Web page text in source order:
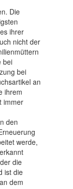
Die
ihrer
nicht der
bei
bei
an
ihrem
immer
den
werde,
die
ist die
dem